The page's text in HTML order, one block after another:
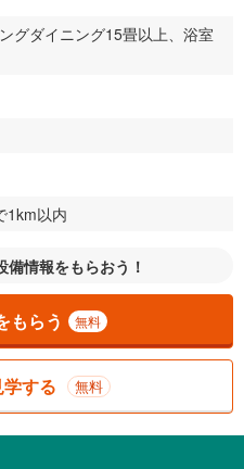
グダイニング15畳以上、浴室
1km以内
情報をもらおう！
もらう 無料
する 無料